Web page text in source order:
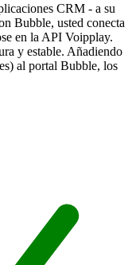
CRM - a su
Bubble, usted conecta
en la API Voipplay.
y estable. Añadiendo
al portal Bubble, los